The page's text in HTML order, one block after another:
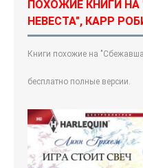
ПОХОЖИЕ КНИГИ
НЕВЕСТА", КАРР
Книги похожие на
бесплатно полные версии.